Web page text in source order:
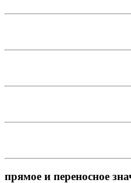
прямое и переносное